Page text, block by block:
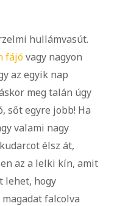
hullámvasút.
fájóvagy nagyon
az egyik nap
meg talán úgy
sőt egyre jobb! Ha
valami nagy
élsz át,
az a lelki kín, amit
lehet, hogy
falcolva